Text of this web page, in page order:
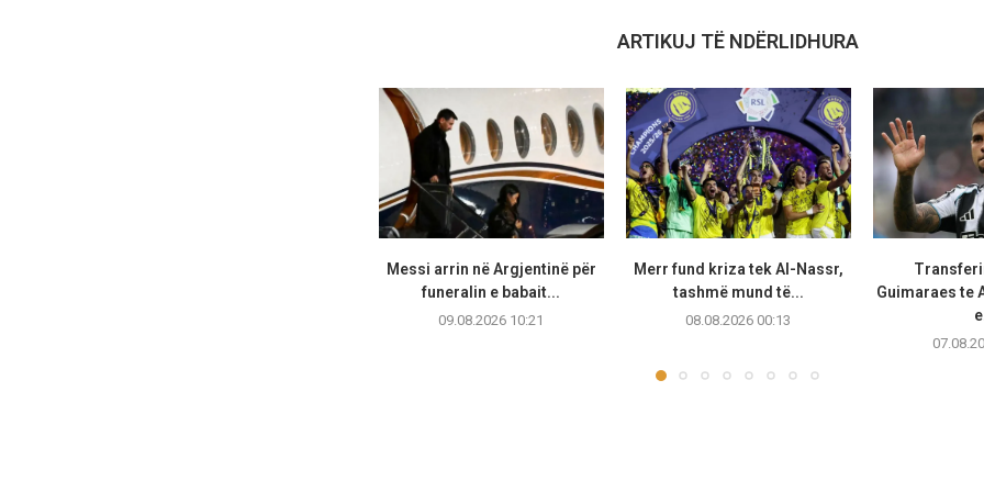
ARTIKUJ TË NDËRLIDHURA
Messi arrin në Argjentinë për
funeralin e babait...
09.08.2026 10:21
Merr fund kriza tek Al-Nassr,
tashmë mund të...
08.08.2026 00:13
Guimaraes te